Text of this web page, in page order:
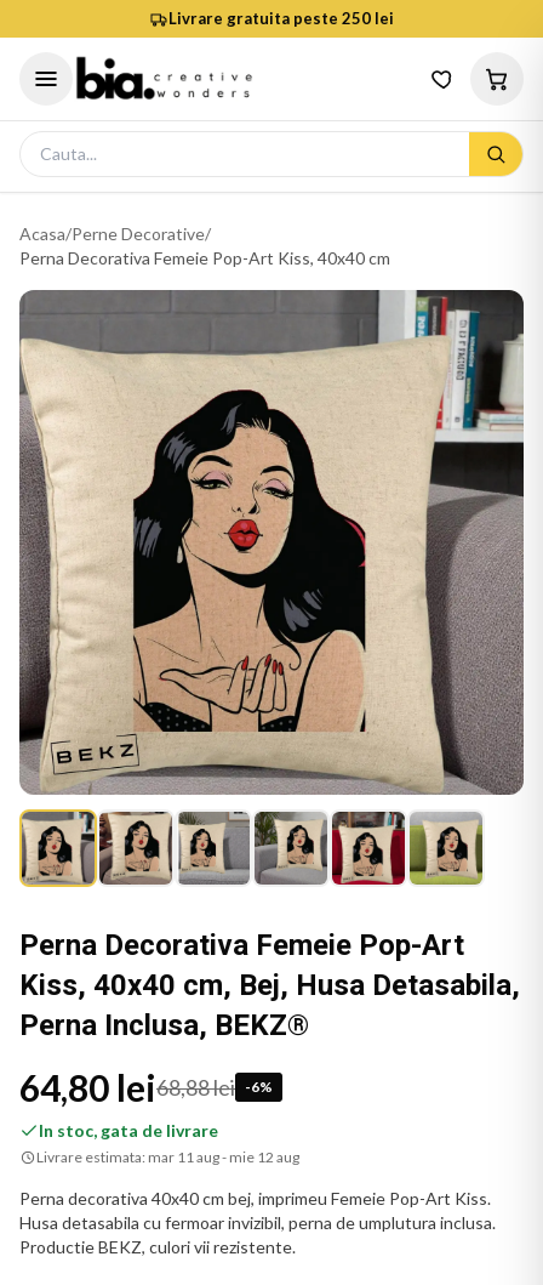
Livrare gratuita peste 250 lei
Acasa/Perne Decorative/
Perna Decorativa Femeie Pop-Art Kiss, 40x40 cm
Perna Decorativa Femeie Pop-Art
Kiss, 40x40 cm, Bej, Husa Detasabila,
Perna Inclusa, BEKZ®
64,80 lei68,88 lei -6%
In stoc, gata de livrare
Livrare estimata: mar 11 aug - mie 12 aug
Perna decorativa 40x40 cm bej, imprimeu Femeie Pop-Art Kiss.
Husa detasabila cu fermoar invizibil, perna de umplutura inclusa.
Productie BEKZ, culori vii rezistente.